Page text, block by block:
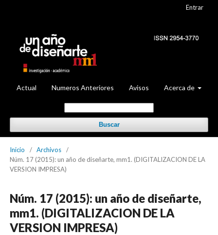
Actual Numeros Anteriores Avisos Acerca de
Buscar
Entrar
Inicio / Archivos
/
Núm. 17 (2015): un año de diseñarte, mm1. (DIGITALIZACION DE LA
VERSION IMPRESA)
Núm. 17 (2015): un año de diseñarte,
mm1. (DIGITALIZACION DE LA
VERSION IMPRESA)